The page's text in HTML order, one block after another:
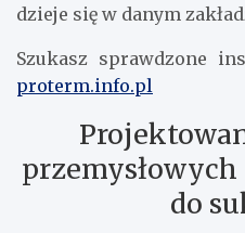
dzieje się w danym
Szukasz sprawdzone
proterm.info.pl
do